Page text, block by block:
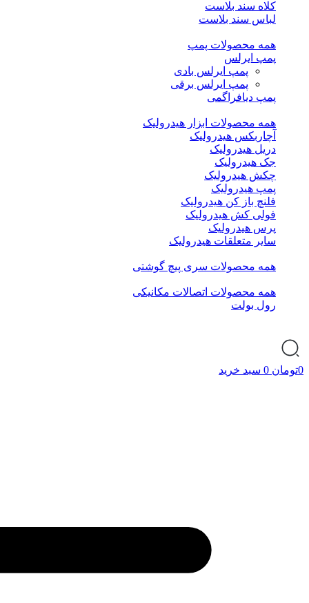
کلاه سند بلاست
لباس سند بلاست
همه محصولات پمپ
پمپ ایرلس
پمپ ایرلس بادی
پمپ ایرلس برقی
پمپ دیافراگمی
همه محصولات ابزار هیدرولیک
آچاربکس هیدرولیک
دریل هیدرولیک
جک هیدرولیک
چکش هیدرولیک
پمپ هیدرولیک
فلنچ باز کن هیدرولیک
فولی کش هیدرولیک
پرس هیدرولیک
سایر متعلقات هیدرولیک
همه محصولات سری پیچ گوشتی
همه محصولات اتصالات مکانیکی
رول بولت
0تومان 0 سبد خرید